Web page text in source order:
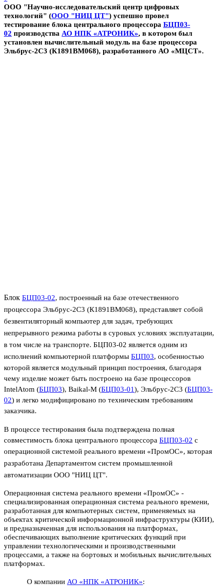
ООО "Научно-исследовательский центр цифровых
технологий" (ООО "НИЦ ЦТ") успешно провел
тестирование блока центрального процессора БЦП03-
02 производства АО НПК «АТРОНИК», в котором был
установлен вычислительный модуль на базе процессора
Эльбрус-2С3 (К1891ВМ068), разработанного АО «МЦСТ».
Блок БЦП03-02, построенный на базе отечественного
процессора Эльбрус-2С3 (К1891ВМ068), представляет собой
безвентиляторный компьютер для задач, требующих
непрерывного режима работы в суровых условиях эксплуатации,
в том числе на транспорте. БЦП03-02 является одним из
исполнений компьютерной платформы БЦП03, особенностью
которой является модульный принцип построения, благодаря
чему изделие может быть построено на базе процессоров
IntelAtom (БЦП03), Baikal-M (БЦП03-01), Эльбрус-2С3 (БЦП03-
02) и легко модифицировано по техническим требованиям
заказчика.
В процессе тестирования была подтверждена полная
совместимость блока центрального процессора БЦП03-02 c
операционной системой реального времени «ПромОС», которая
разработана Департаментом систем промышленной
автоматизации ООО "НИЦ ЦТ".
Операционная система реального времени «ПромОС» -
специализированная операционная система реального времени,
разработанная для компьютерных систем, применяемых на
объектах критической информационной инфраструктуры (КИИ),
и предназначенная для использования на платформах,
обеспечивающих выполнение критических функций при
управлении технологическими и производственными
процессами, а также на бортовых и мобильных вычислительных
платформах.
О компании АО «НПК «АТРОНИК»: